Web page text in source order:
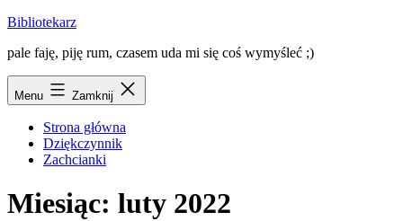
Przejdź
treści
Bibliotekarz
pale faję, piję rum, czasem uda mi się coś wymyśleć ;)
Menu Zamknij
Strona główna
Dziękczynnik
Zachcianki
Miesiąc: luty 2022